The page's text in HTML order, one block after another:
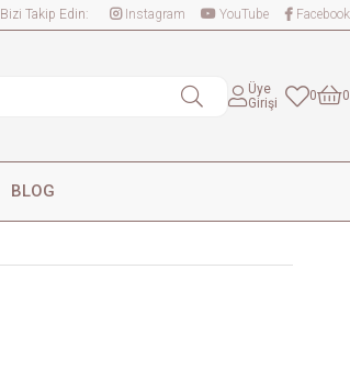
Bizi Takip Edin: Instagram YouTube Facebook
Üye
Girişi
0 0
BLOG